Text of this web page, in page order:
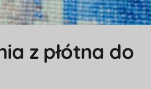
z płótna do